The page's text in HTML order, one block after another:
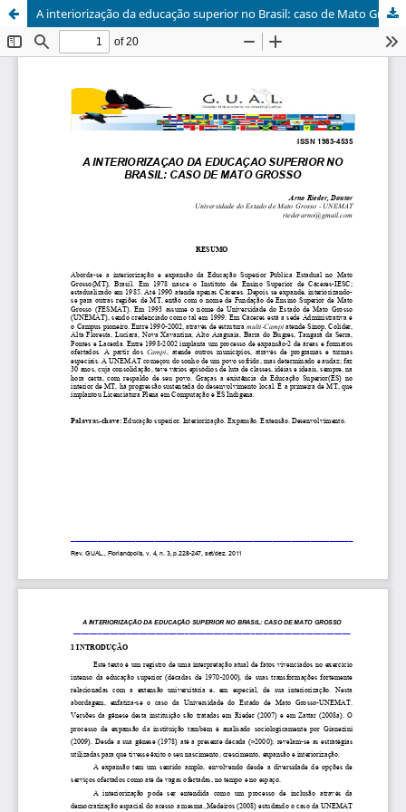
A interiorização da educação superior no Brasil: caso de Mato Grosso